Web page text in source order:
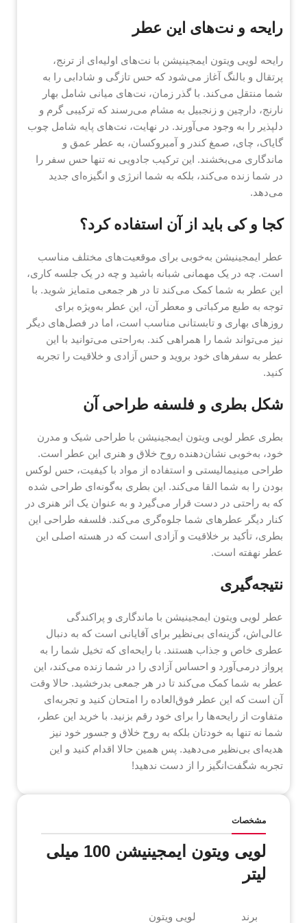
رایحه و نت‌های این عطر
رایحه لویی ویتون ایمجینیشن با نت‌های اولیه‌ای از ترنج،
پرتقال و بالنگ آغاز می‌شود که حس تازگی و شادابی را به
شما منتقل می‌کند. با گذر زمان، نت‌های میانی شامل بهار
نارنج، دارچین و زنجبیل به مشام می‌رسند که ترکیبی گرم و
دلپذیر را به وجود می‌آورند. در نهایت، نت‌های پایه شامل چوب
گایاک، چای، صمغ کندر و آمبروکسان، به عطر عمق و
ماندگاری می‌بخشند. این ترکیب جادویی نه تنها حس سفر را
در شما زنده می‌کند، بلکه به شما انرژی و انگیزه‌ای جدید
می‌دهد.
کجا و کی باید از آن استفاده کرد؟
عطر ایمجینیشن به‌خوبی برای موقعیت‌های مختلف مناسب
است. چه در یک مهمانی شبانه باشید و چه در یک جلسه کاری،
این عطر به شما کمک می‌کند تا در هر جمعی متمایز شوید. با
توجه به طبع مرکباتی و معطر آن، این عطر به‌ویژه برای
روزهای بهاری و تابستانی مناسب است، اما در فصل‌های دیگر
نیز می‌تواند شما را همراهی کند. به‌راحتی می‌توانید با این
عطر به سفرهای خود بروید و حس آزادی و خلاقیت را تجربه
کنید.
شکل بطری و فلسفه طراحی آن
بطری عطر لویی ویتون ایمجینیشن با طراحی شیک و مدرن
خود، به‌خوبی نشان‌دهنده روح خلاق و هنری این عطر است.
طراحی مینیمالیستی و استفاده از مواد با کیفیت، حس لوکس
بودن را به شما القا می‌کند. این بطری به‌گونه‌ای طراحی شده
که به راحتی در دست قرار می‌گیرد و به عنوان یک اثر هنری در
کنار دیگر عطرهای شما جلوه‌گری می‌کند. فلسفه طراحی این
بطری، تأکید بر خلاقیت و آزادی است که در هسته اصلی این
عطر نهفته است.
نتیجه‌گیری
عطر لویی ویتون ایمجینیشن با ماندگاری و پراکندگی
عالی‌اش، گزینه‌ای بی‌نظیر برای آقایانی است که به دنبال
عطری خاص و جذاب هستند. با رایحه‌ای که تخیل شما را به
پرواز درمی‌آورد و احساس آزادی را در شما زنده می‌کند، این
عطر به شما کمک می‌کند تا در هر جمعی بدرخشید. حالا وقت
آن است که این عطر فوق‌العاده را امتحان کنید و تجربه‌ای
متفاوت از رایحه‌ها را برای خود رقم بزنید. با خرید این عطر،
شما نه تنها به خودتان بلکه به روح خلاق و جسور خود نیز
هدیه‌ای بی‌نظیر می‌دهید. پس همین حالا اقدام کنید و این
تجربه شگفت‌انگیز را از دست ندهید!
مشخصات
لویی ویتون ایمجینیشن 100 میلی
لیتر
برند لویی ویتون